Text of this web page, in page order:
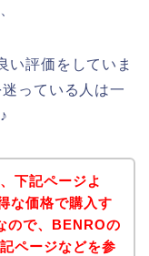
い評価をしていま
っている人は一
下記ページよ
な価格で購入す
ので、BENROの
ページなどを参